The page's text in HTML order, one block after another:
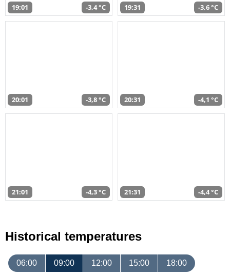
19:01 -3,4 °C 19:31 -3,6 °C
20:01 -3,8 °C 20:31 -4,1 °C
21:01 -4,3 °C 21:31 -4,4 °C
Historical temperatures
06:00 09:00 12:00 15:00 18:00